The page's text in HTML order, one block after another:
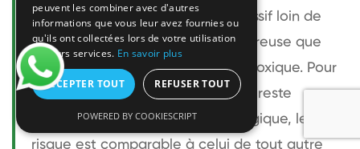
taille mais relativement peu agressif loin de
son nid. Sa piqûre est plus douloureuse que
celle d'une guêpe sans être plus toxique. Pour
une personne non allergique, elle reste
bénigne. Pour une personne allergique, le
risque est comparable à celui de tout autre
peuvent les combiner avec d'autres
informations que vous leur avez fournies ou
qu'ils ont collectées lors de votre utilisation
de leurs services. En savoir plus
ACCEPTER TOUT REFUSER TOUT
POWERED BY COOKIESCRIPT